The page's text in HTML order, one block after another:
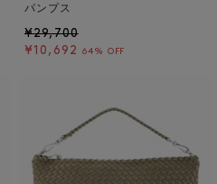
パンプス
¥29,700
¥10,692
64% OFF